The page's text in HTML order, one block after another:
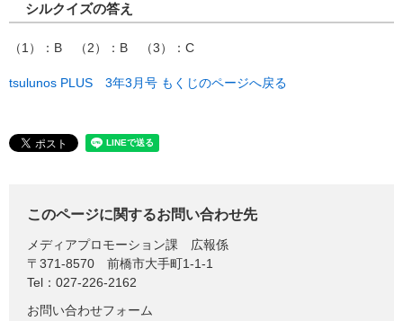
シルクイズの答え
（1）：B （2）：B （3）：C
tsulunos PLUS 3年3月号 もくじのページへ戻る
このページに関するお問い合わせ先
メディアプロモーション課
広報係
〒371-8570
前橋市大手町1-1-1
Tel：027-226-2162
お問い合わせフォーム